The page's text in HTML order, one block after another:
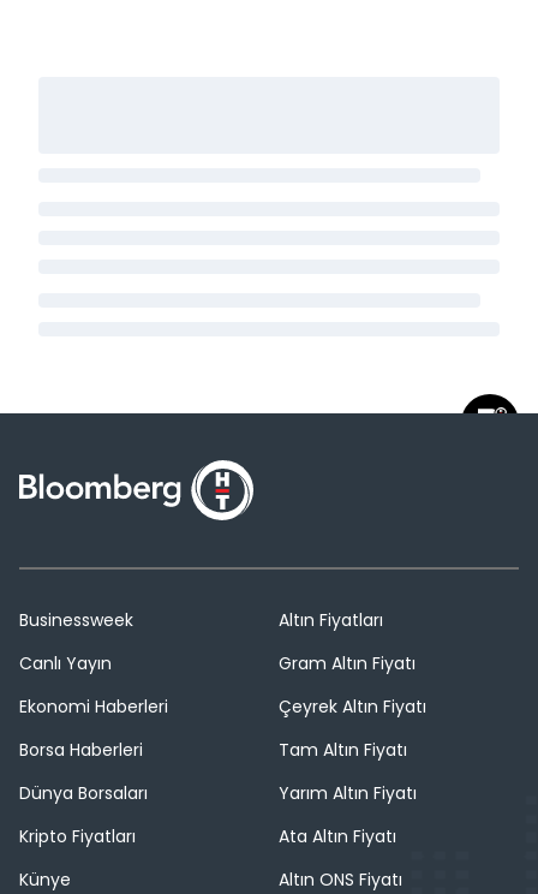
Businessweek
Canlı Yayın
Ekonomi Haberleri
Borsa Haberleri
Dünya Borsaları
Kripto Fiyatları
Künye
Altın Fiyatları
Gram Altın Fiyatı
Çeyrek Altın Fiyatı
Tam Altın Fiyatı
Yarım Altın Fiyatı
Ata Altın Fiyatı
Altın ONS Fiyatı